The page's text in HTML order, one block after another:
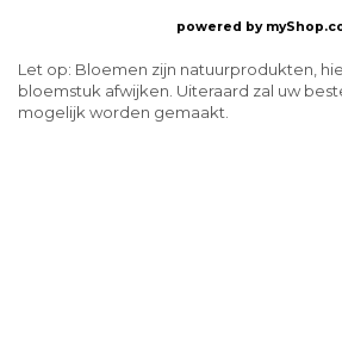
powered by
Let op: Bloemen zijn natuurprodukten,
bloemstuk afwijken. Uiteraard zal uw
mogelijk worden gemaakt.